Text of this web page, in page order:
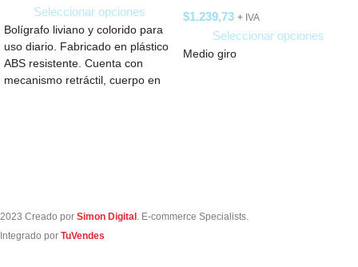
Seleccionar opciones
Bolígrafo liviano y colorido para
uso diario. Fabricado en plástico
ABS resistente. Cuenta con
mecanismo retráctil, cuerpo en
$1.239,73 + IVA
Seleccionar opciones
Medio giro
2023 Creado por Simon Digital . E-commerce Specialists.
Integrado por TuVendes